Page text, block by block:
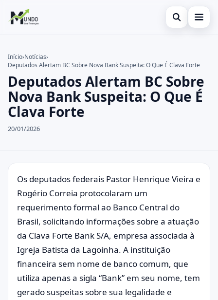
Abrir busca
Economia
Finanças
Buscar no site
Buscar por:
Pressione Enter para buscar ou ESC para fechar.
Início›Notícias›
Deputados Alertam BC Sobre Nova Bank Suspeita: O Que É Clava Forte
Deputados Alertam BC Sobre
Nova Bank Suspeita: O Que É
Clava Forte
20/01/2026
Os deputados federais Pastor Henrique Vieira e
Rogério Correia protocolaram um
requerimento formal ao Banco Central do
Brasil, solicitando informações sobre a atuação
da Clava Forte Bank S/A, empresa associada à
Igreja Batista da Lagoinha. A instituição
financeira sem nome de banco comum, que
utiliza apenas a sigla “Bank” em seu nome, tem
gerado suspeitas sobre sua legalidade e